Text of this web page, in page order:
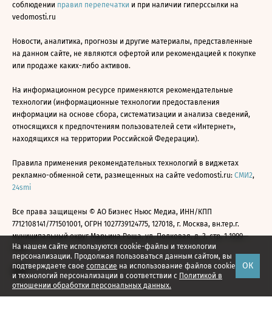
На нашем сайте используются cookie-файлы и технологии
персонализации. Продолжая пользоваться данным сайтом, вы
подтверждаете свое согласие на использование файлов cookie
и технологий персонализации в соответствии с Политикой в
отношении обработки персональных данных.
ОК
соблюдении правил перепечатки и при наличии гиперссылки на
vedomosti.ru
Новости, аналитика, прогнозы и другие материалы, представленные
на данном сайте, не являются офертой или рекомендацией к покупке
или продаже каких-либо активов.
На информационном ресурсе применяются рекомендательные
технологии (информационные технологии предоставления
информации на основе сбора, систематизации и анализа сведений,
относящихся к предпочтениям пользователей сети «Интернет»,
находящихся на территории Российской Федерации).
Правила применения рекомендательных технологий в виджетах
рекламно-обменной сети, размещенных на сайте vedomosti.ru: СМИ2,
24smi
Все права защищены © АО Бизнес Ньюс Медиа, ИНН/КПП
7712108141/771501001, ОГРН 1027739124775, 127018, г. Москва, вн.тер.г.
муниципальный округ Марьина Роща, ул. Полковая, д. 3, стр. 1 1999—
2026